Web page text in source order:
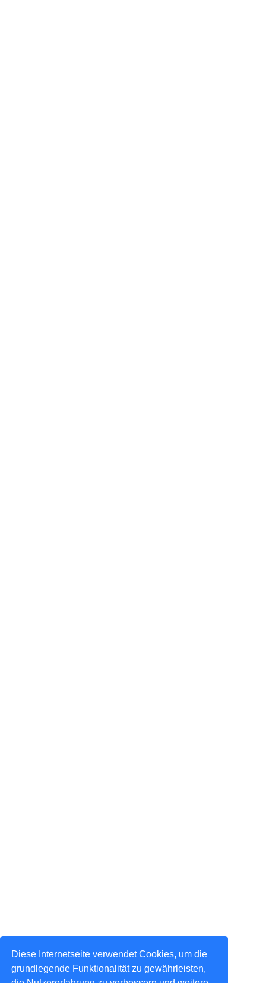
Diese Internetseite verwendet Cookies, um die
grundlegende Funktionalität zu gewährleisten,